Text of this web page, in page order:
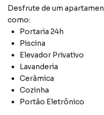
Desfrute de um
como:
Portaria 24h
Piscina
Elevador Privativo
Lavanderia
Cerâmica
Cozinha
Portão Eletrônico